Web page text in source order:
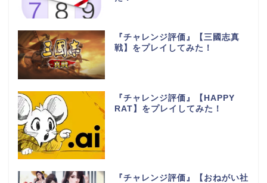
『チャレンジ評価』【三國志真
戦】をプレイしてみた！
『チャレンジ評価』【HAPPY
RAT】をプレイしてみた！
『チャレンジ評価』【おねがい社